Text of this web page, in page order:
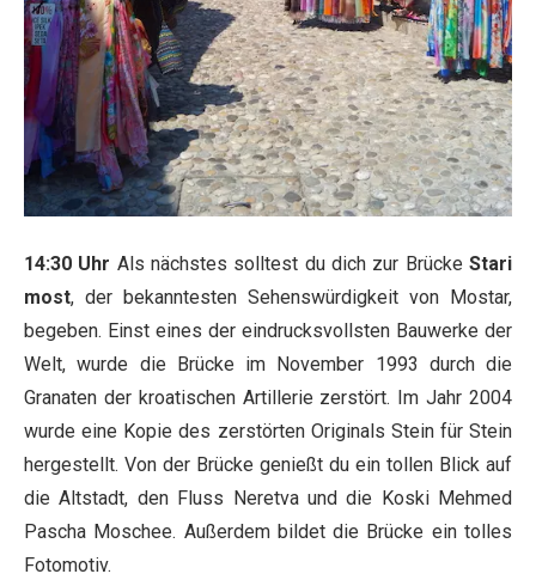
14:30 Uhr Als nächstes solltest du dich zur BrückeStari
most, der bekanntesten Sehenswürdigkeit von Mostar,
begeben. Einst eines der eindrucksvollsten Bauwerke der
Welt, wurde die Brücke im November 1993 durch die
Granaten der kroatischen Artillerie zerstört. Im Jahr 2004
wurde eine Kopie des zerstörten Originals Stein für Stein
hergestellt. Von der Brücke genießt du ein tollen Blick auf
die Altstadt, den Fluss Neretva und die Koski Mehmed
Pascha Moschee. Außerdem bildet die Brücke ein tolles
Fotomotiv.